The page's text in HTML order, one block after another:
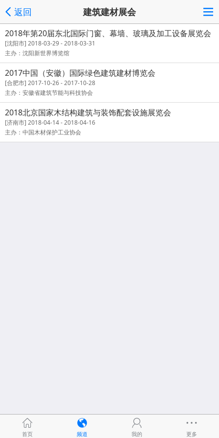
返回 建筑建材展会
2018年第20届东北国际门窗、幕墙、玻璃及加工设备展览会
[沈阳市] 2018-03-29 - 2018-03-31
主办：沈阳新世界博览馆
2017中国（安徽）国际绿色建筑建材博览会
[合肥市] 2017-10-26 - 2017-10-28
主办：安徽省建筑节能与科技协会
2018北京国家木结构建筑与装饰配套设施展览会
[济南市] 2018-04-14 - 2018-04-16
主办：中国木材保护工业协会
首页 频道 我的 更多